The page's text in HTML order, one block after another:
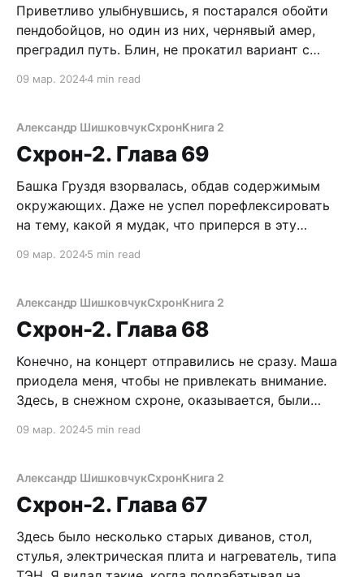
Приветливо улыбнувшись, я постарался обойти
пендобойцов, но один из них, чернявый амер,
преградил путь. Блин, не прокатил вариант с
тоже. Влево – тот шустро выставил руку. –
акцентом произнес солдат. – Ебать, Санек! Хули
ты тут, братка?! – сквозь грохот музла проорал
Вован,
09 мар. 20244 min read
Александр ШишковчукСхронКнига 2
Схрон-2. Глава 69
Башка Груздя взорвалась, обдав содержимым
окружающих. Даже не успел порефлексировать
на тему, какой я мудак, что приперся в эту
Быстрая серия выстрелов. Бесшумные пули
одного за другим. Уроды с воплями бросались
врассыпную, но невидимый стрелок не оставил
ни
09 мар. 20245 min read
Александр ШишковчукСхронКнига 2
Схрон-2. Глава 68
Конечно, на концерт отправились не сразу. Маша
приодела меня, чтобы не привлекать внимание.
Здесь, в снежном схроне, оказывается, были
дернули со складов. Теперь я выгляжу, как пендос
тормознет патруль. Хотя, на этот случай есть
револьвер. Выбравшись из снежного
09 мар. 20245 min read
Александр ШишковчукСхронКнига 2
Схрон-2. Глава 67
Здесь было несколько старых диванов, стол,
стулья, электрическая плита и нагреватель, типа